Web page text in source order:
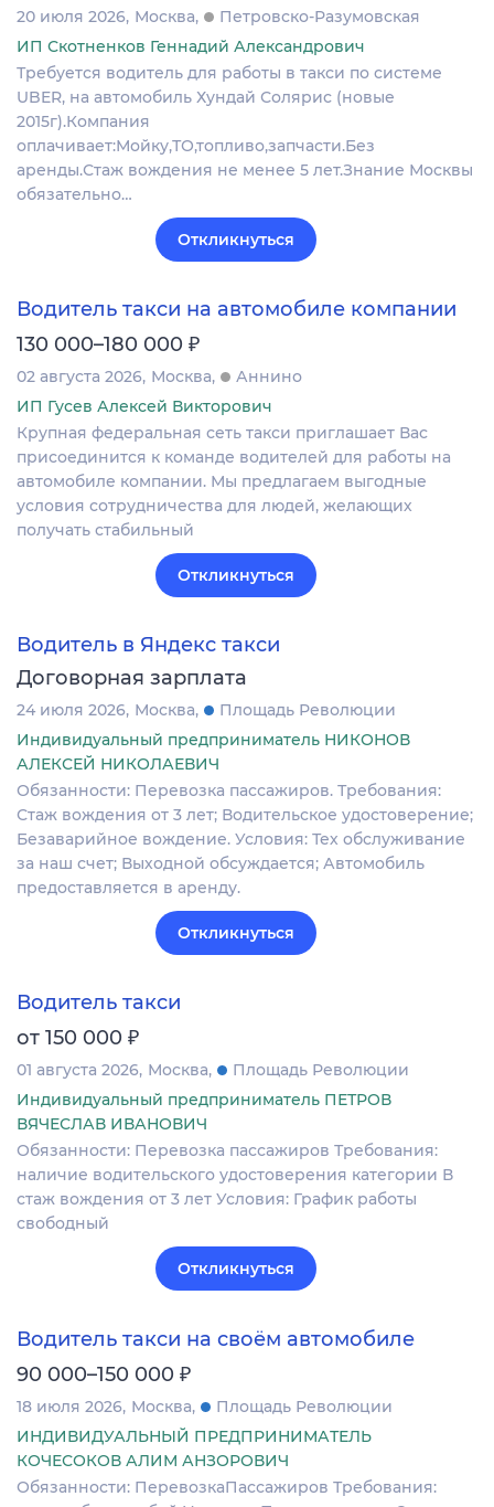
20 июля 2026 Москва
Петровско-Разумовская
ИП Скотненков Геннадий Александрович
Требуется водитель для работы в такси по системе
UBER, на автомобиль Хундай Солярис (новые
2015г).Компания
оплачивает:Мойку,ТО,топливо,запчасти.Без
аренды.Стаж вождения не менее 5 лет.Знание Москвы
обязательно…
Откликнуться
Водитель такси на автомобиле компании
130 000–180 000 ₽
02 августа 2026 Москва
Аннино
ИП Гусев Алексей Викторович
Крупная федеральная сеть такси приглашает Вас
присоединится к команде водителей для работы на
автомобиле компании. Мы предлагаем выгодные
условия сотрудничества для людей, желающих
получать стабильный
Откликнуться
Водитель в Яндекс такси
Договорная зарплата
24 июля 2026 Москва
Площадь Революции
Индивидуальный предприниматель НИКОНОВ
АЛЕКСЕЙ НИКОЛАЕВИЧ
Обязанности: Перевозка пассажиров. Требования:
Стаж вождения от 3 лет; Водительское удостоверение;
Безаварийное вождение. Условия: Тех обслуживание
за наш счет; Выходной обсуждается; Автомобиль
предоставляется в аренду.
Откликнуться
Водитель такси
от 150 000 ₽
01 августа 2026 Москва
Площадь Революции
Индивидуальный предприниматель ПЕТРОВ
ВЯЧЕСЛАВ ИВАНОВИЧ
Обязанности: Перевозка пассажиров Требования:
наличие водительского удостоверения категории В
стаж вождения от 3 лет Условия: График работы
свободный
Откликнуться
Водитель такси на своём автомобиле
90 000–150 000 ₽
18 июля 2026 Москва
Площадь Революции
ИНДИВИДУАЛЬНЫЙ ПРЕДПРИНИМАТЕЛЬ
КОЧЕСОКОВ АЛИМ АНЗОРОВИЧ
Обязанности: ПеревозкаПассажиров Требования: